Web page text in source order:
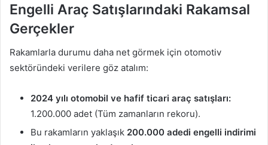
Engelli Araç Satışlarındaki Rakamsal
Gerçekler
Rakamlarla durumu daha net görmek için otomotiv
sektöründeki verilere göz atalım:
2024 yılı otomobil ve hafif ticari araç satışları:
1.200.000 adet (Tüm zamanların rekoru).
Bu rakamların yaklaşık 200.000 adedi engelli indirimi